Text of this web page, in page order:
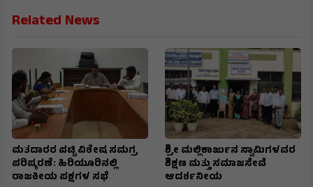
Related News
ಮತದಾರರ ಪಟ್ಟಿ ವಿಶೇಷ ಸಮಗ್ರ
ಪರಿಷ್ಕರಣೆ: ಹಿರಿಯೂರಿನಲ್ಲಿ
ರಾಜಕೀಯ ಪಕ್ಷಗಳ ಸಭೆ
ಶ್ರೀ ಮಲ್ಲಿಕಾರ್ಜುನ ಸ್ವಾಮಿಗಳವರ
ಶಿಕ್ಷಣ ಮತ್ತು ಸಮಾಜಸೇವೆ
ಆದರ್ಶನೀಯ